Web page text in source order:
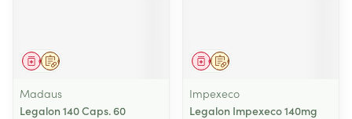
Op voorschrift
Geneesmiddel
Madaus
Legalon 140 Caps. 60
Op voorschrift
Geneesmiddel
Impexeco
Legalon Impexeco 140mg